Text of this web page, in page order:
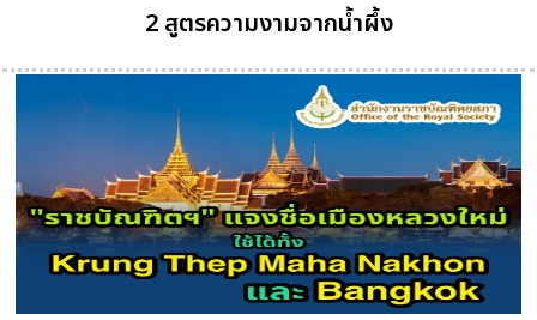
2 สูตรความงามจากน้ำผึ้ง